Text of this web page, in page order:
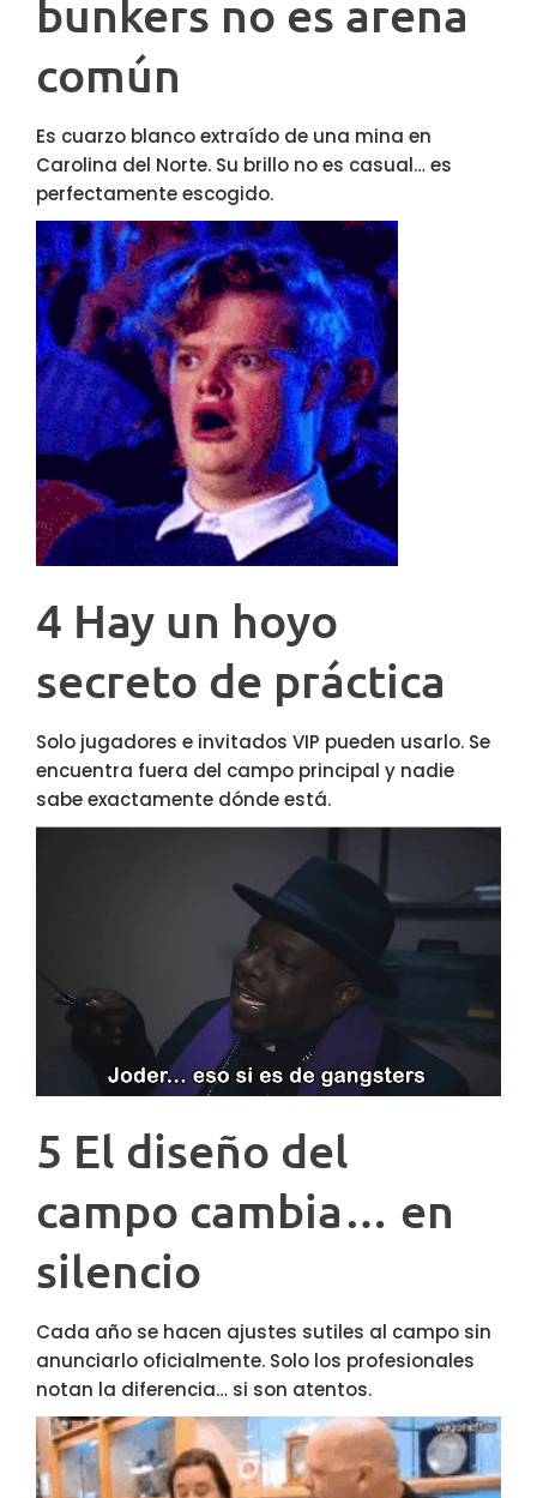
bunkers no es arena
común
Es cuarzo blanco extraído de una mina en
Carolina del Norte. Su brillo no es casual… es
perfectamente escogido.
4 Hay un hoyo
secreto de práctica
Solo jugadores e invitados VIP pueden usarlo. Se
encuentra fuera del campo principal y nadie
sabe exactamente dónde está.
5 El diseño del
campo cambia… en
silencio
Cada año se hacen ajustes sutiles al campo sin
anunciarlo oficialmente. Solo los profesionales
notan la diferencia… si son atentos.